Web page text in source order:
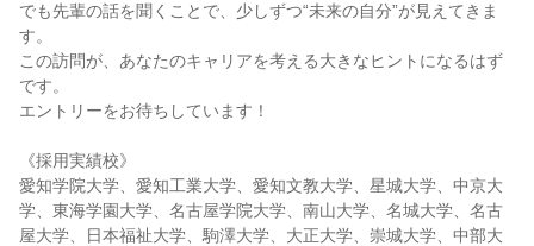
でも先輩の話を聞くことで、少しずつ“未来の自分”が見えてきま
す。
この訪問が、あなたのキャリアを考える大きなヒントになるはず
です。
エントリーをお待ちしています！
《採用実績校》
愛知学院大学、愛知工業大学、愛知文教大学、星城大学、中京大
学、東海学園大学、名古屋学院大学、南山大学、名城大学、名古
屋大学、日本福祉大学、駒澤大学、大正大学、崇城大学、中部大